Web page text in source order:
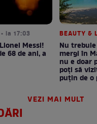
• la 17:03
Messi!
68 de ani, a
BEAUTY &
Nu
mergi în
nu e doar
poți să
puțin de
VEZI MAI MULT